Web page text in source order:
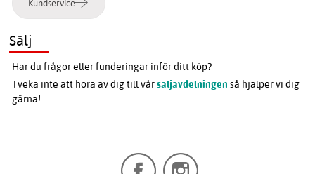
Kundservice
Sälj
Har du frågor eller funderingar inför ditt köp?
Tveka inte att höra av dig till vårsäljavdelningen så hjälper vi dig
gärna!